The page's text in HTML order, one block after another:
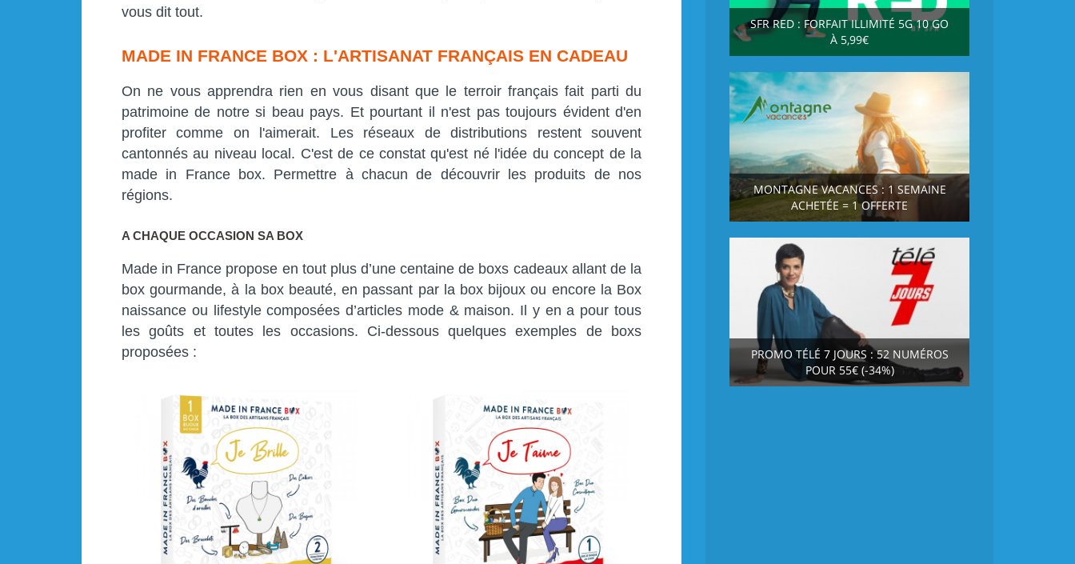
vous dit tout.
MADE IN FRANCE BOX : L'ARTISANAT FRANÇAIS EN CADEAU
On ne vous apprendra rien en vous disant que le terroir français fait parti du
patrimoine de notre si beau pays. Et pourtant il n'est pas toujours évident d'en
profiter comme on l'aimerait. Les réseaux de distributions restent souvent
cantonnés au niveau local. C'est de ce constat qu'est né l'idée du concept de la
made in France box. Permettre à chacun de découvrir les produits de nos
régions.
A CHAQUE OCCASION SA BOX
Made in France propose en tout plus d’une centaine de boxs cadeaux allant de la
box gourmande, à la box beauté, en passant par la box bijoux ou encore la Box
naissance ou lifestyle composées d’articles mode & maison. Il y en a pour tous
les goûts et toutes les occasions. Ci-dessous quelques exemples de boxs
proposées :
SFR RED : FORFAIT ILLIMITÉ 5G 10 GO
À 5,99€
MONTAGNE VACANCES : 1 SEMAINE
ACHETÉE = 1 OFFERTE
PROMO TÉLÉ 7 JOURS : 52 NUMÉROS
POUR 55€ (-34%)